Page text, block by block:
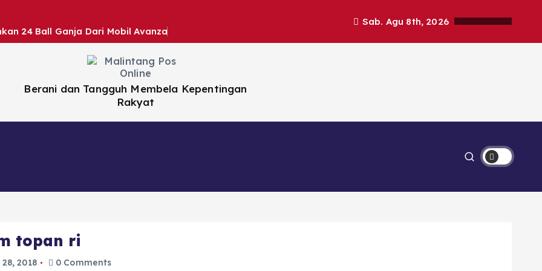
24 Ball Ganja Dari Mobil Avanza
Sab. Agu 8th, 2026
Berani dan Tangguh Membela Kepentingan
Rakyat
topan ri
2018 0 Comments